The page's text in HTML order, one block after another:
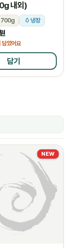
내외)
700g 냉장
원
담았어요
담기
NEW